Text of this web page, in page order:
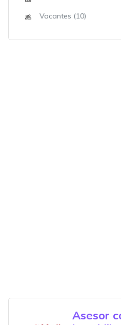
Vacantes (10)
Asesor